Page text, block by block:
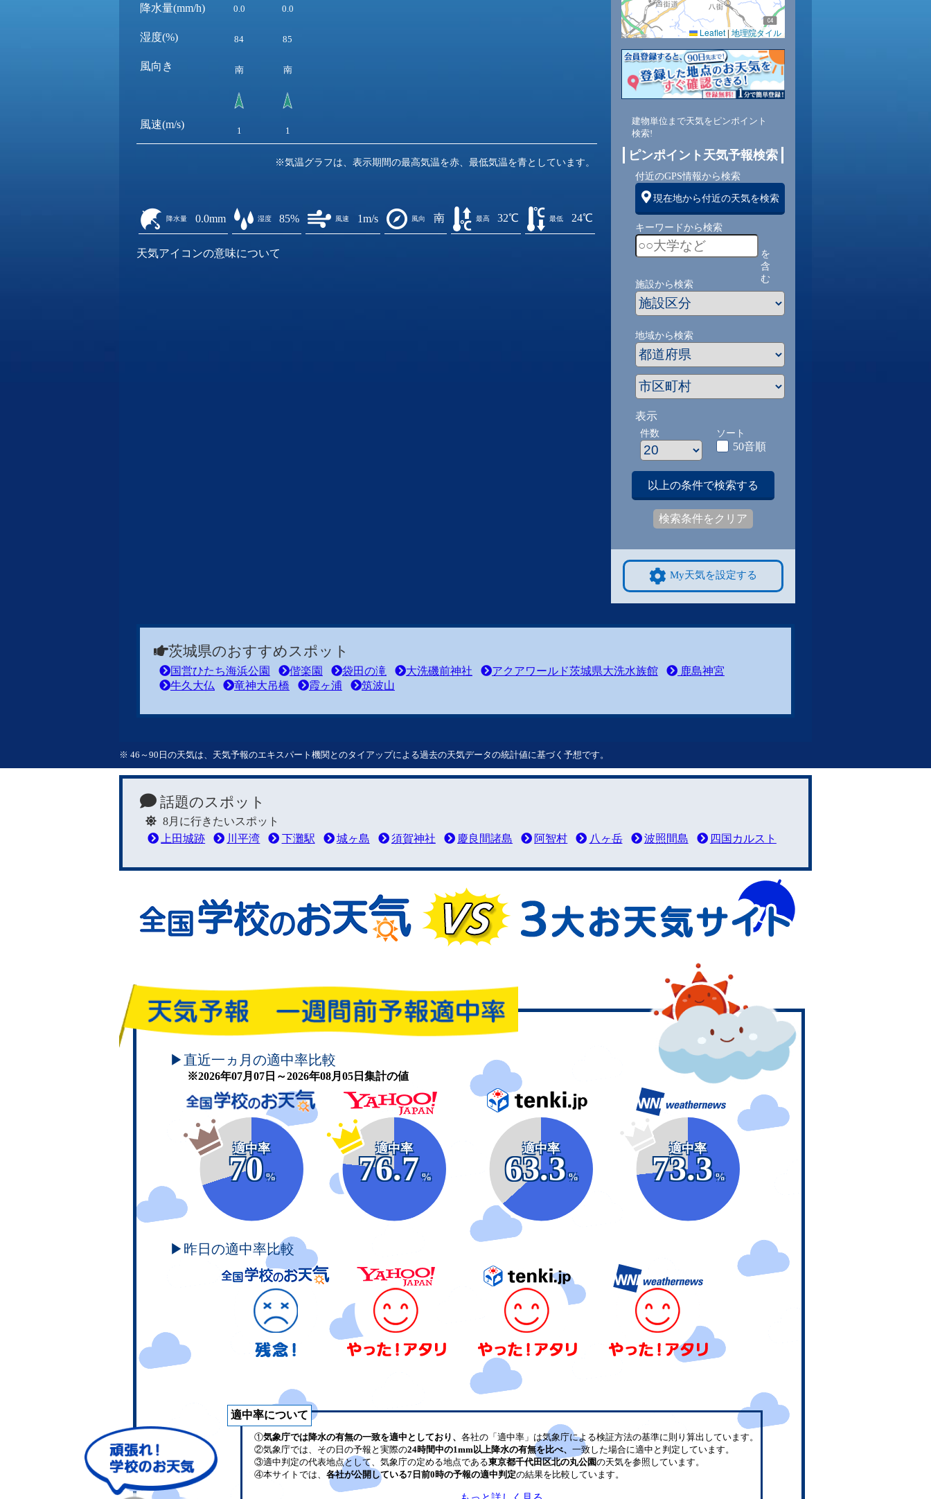
降水量(mm/h)
湿度(%)
風向き
風速(m/s)
0.0 0.0
84 85
南 南
1 1
※気温グラフは、表示期間の最高気温を赤、最低気温を青としています。
降水量 0.0mm 湿度 85% 風速 1m/s 風向 南 最高 32℃ 最低 24℃
天気アイコンの意味について
Leaflet | 地理院タイル
建物単位まで天気をピンポイント
検索!
ピンポイント天気予報検索
付近のGPS情報から検索
現在地から付近の天気を検索
キーワードから検索
を
含
む
施設から検索
地域から検索
表示
件数 ソート
50音順
以上の条件で検索する
検索条件をクリア
My天気を設定する
茨城県のおすすめスポット
国営ひたち海浜公園 偕楽園 袋田の滝 大洗磯前神社 アクアワールド茨城県大洗水族館
鹿島神宮
牛久大仏
竜神大吊橋 霞ヶ浦 筑波山
※ 46～90日の天気は、天気予報のエキスパート機関とのタイアップによる過去の天気データの統計値に基づく予想です。
話題のスポット
8月に行きたいスポット
上田城跡
川平湾 下灘駅 城ヶ島 須賀神社 慶良間諸島 阿智村 八ヶ岳 波照間島 四国カルスト
頑張れ！学校のお天気
▶直近一ヵ月の適中率比較
※2026年07月07日～2026年08月05日集計の値
適中率
70
%
適中率
76.7
%
適中率
63.3
%
適中率
73.3
%
▶昨日の適中率比較
適中率について
①気象庁では降水の有無の一致を適中としており、 各社の「適中率」は気象庁による検証方法の基準に則り算出しています。
②気象庁では、その日の予報と実際の24時間中の1mm以上降水の有無を比べ、 一致した場合に適中と判定しています。
③適中判定の代表地点として、気象庁の定める地点である東京都千代田区北の丸公園の天気を参照しています。
④本サイトでは、 各社が公開している7日前0時の予報の適中判定の結果を比較しています。